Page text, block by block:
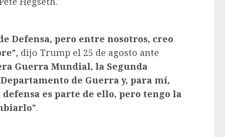
Defensa, pero entre nosotros, creo
”, dijo Trump el 25 de agosto ante
Guerra Mundial, la Segunda
de Guerra y, para mí,
es parte de ello, pero tengo la
”.